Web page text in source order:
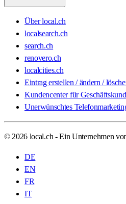
Über local.ch
localsearch.ch
search.ch
renovero.ch
localcities.ch
Eintrag erstellen / ändern /
Kundencenter für
Unerwünschtes
© 2026 local.ch - Ein Unternehmen
DE
EN
FR
IT